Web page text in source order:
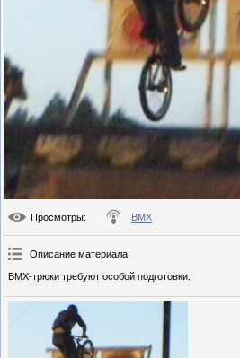
Просмотры: BMX
Описание материала:
BMX-трюки требуют особой подготовки.